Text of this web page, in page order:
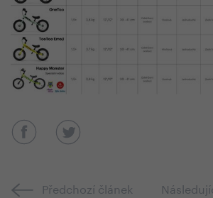
Předchozí článek